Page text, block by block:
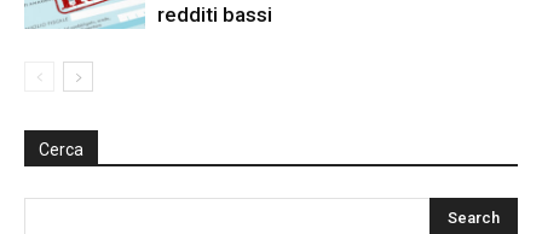
redditi bassi
Cerca